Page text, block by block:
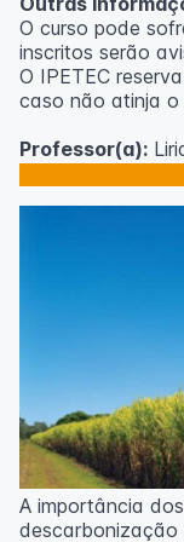
O curso pode
inscritos serão
O IPETEC
caso não atinja o
Professor(a):
A importância
descarbonização